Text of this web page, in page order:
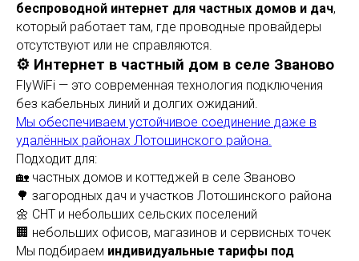
беспроводной интернет для частных домов и дач,
который работает там, где проводные провайдеры
отсутствуют или не справляются.
⚙️ Интернет в частный дом в селе Званово
FlyWiFi — это современная технология подключения
без кабельных линий и долгих ожиданий.
Мы обеспечиваем устойчивое соединение даже в
удалённых районах Лотошинского района.
Подходит для:
🏡 частных домов и коттеджей в селе Званово
🌳 загородных дач и участков Лотошинского района
🌼 СНТ и небольших сельских поселений
🏢 небольших офисов, магазинов и сервисных точек
Мы подбираем индивидуальные тарифы под